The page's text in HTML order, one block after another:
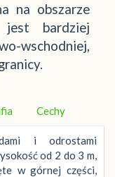
na obszarze
jest bardziej
wschodniej,
Cechy
i odrostami
od 2 do 3 m,
w górnej części,